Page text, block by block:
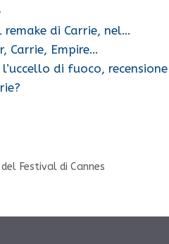
di Carrie, nel…
Carrie, Empire…
di fuoco, recensione
Festival di Cannes